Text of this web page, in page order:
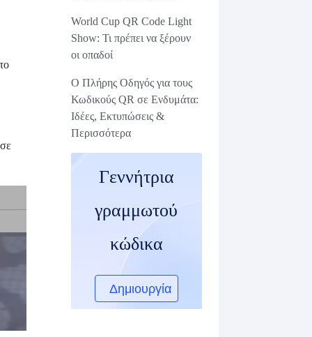
World Cup QR Code Light
Show: Τι πρέπει να ξέρουν
οι οπαδοί
Ο Πλήρης Οδηγός για τους
Κωδικούς QR σε Ενδυμάτα:
Ιδέες, Εκτυπώσεις &
Περισσότερα
Γεννήτρια
γραμμωτού
κώδικα
Δημιουργία